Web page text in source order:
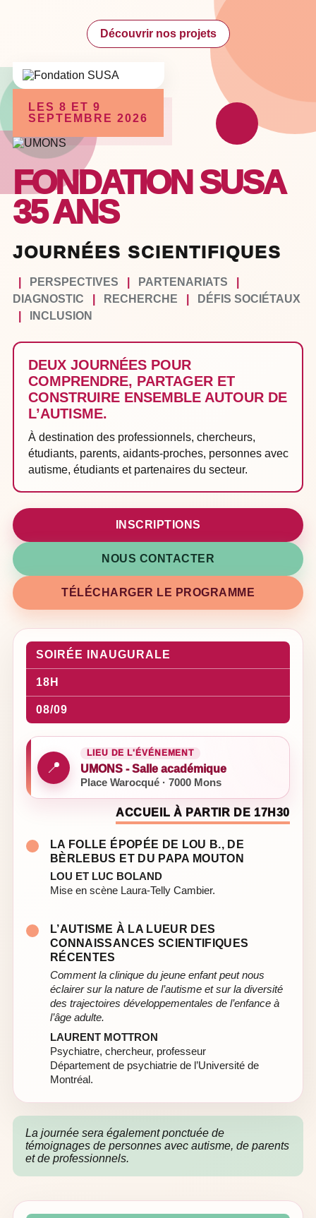
Découvrir nos projets
LES 8 ET 9
SEPTEMBRE 2026
FONDATION SUSA
35 ANS
JOURNÉES SCIENTIFIQUES
PERSPECTIVES PARTENARIATS
DIAGNOSTIC
RECHERCHE
DÉFIS SOCIÉTAUX
INCLUSION
DEUX JOURNÉES POUR
COMPRENDRE, PARTAGER ET
CONSTRUIRE ENSEMBLE AUTOUR DE
L’AUTISME.
À destination des professionnels, chercheurs,
étudiants, parents, aidants-proches, personnes avec
autisme, étudiants et partenaires du secteur.
INSCRIPTIONS
NOUS CONTACTER
TÉLÉCHARGER LE PROGRAMME
SOIRÉE INAUGURALE
18H
08/09
📍
LIEU DE L'ÉVÉNEMENT
UMONS - Salle académique
Place Warocqué · 7000 Mons
ACCUEIL À PARTIR DE 17H30
LA FOLLE ÉPOPÉE DE LOU B., DE
BÈRLEBUS ET DU PAPA MOUTON
LOU ET LUC BOLAND
Mise en scène Laura-Telly Cambier.
L’AUTISME À LA LUEUR DES
CONNAISSANCES SCIENTIFIQUES
RÉCENTES
Comment la clinique du jeune enfant peut nous
éclairer sur la nature de l’autisme et sur la diversité
des trajectoires développementales de l’enfance à
l’âge adulte.
LAURENT MOTTRON
Psychiatre, chercheur, professeur
Département de psychiatrie de l’Université de
Montréal.
La journée sera également ponctuée de
témoignages de personnes avec autisme, de parents
et de professionnels.